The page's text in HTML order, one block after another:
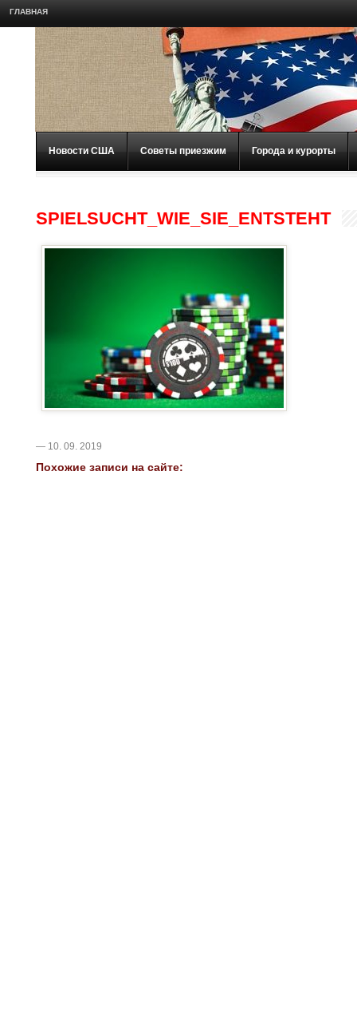
ГЛАВНАЯ
Новости США Советы приезжим Города и курорты
SPIELSUCHT_WIE_SIE_ENTSTEHT
— 10. 09. 2019
Похожие записи на сайте: